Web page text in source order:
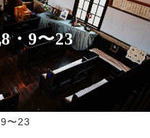
・9〜23
〜23